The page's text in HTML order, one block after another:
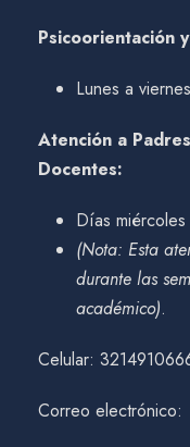
Psicoorientación
Lunes a
Atención a
Docentes:
Días
(Nota: Esta
durante las
académico).
Celular:
Correo electrónico: